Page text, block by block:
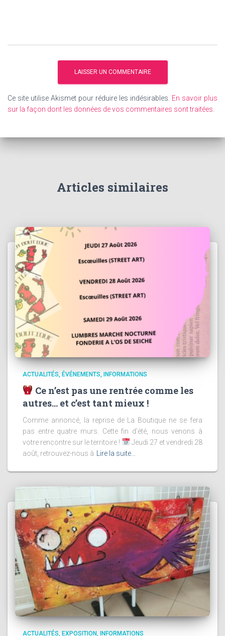
Ce site utilise Akismet pour réduire les indésirables. En savoir plus
sur la façon dont les données de vos commentaires sont traitées
Articles similaires
ACTUALITÉS ÉVÉNEMENTS INFORMATIONS
Ce n’est pas une rentrée comme les
autres… et c’est tant mieux !
Comme annoncé, la reprise de La Boutique ne se fera
pas entre quatre murs. Cette fin d’été, nous venons à
votre rencontre sur le territoire !
Jeudi 27 et vendredi 28
août, retrouvez-nous à
Lire la suite…
ACTUALITÉS EXPOSITION INFORMATIONS